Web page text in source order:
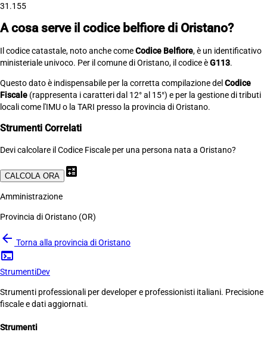
31.155
A cosa serve il codice belfiore di Oristano?
Il codice catastale, noto anche comeCodice Belfiore, è un identificativo
ministeriale univoco. Per il comune di Oristano, il codice èG113.
Questo dato è indispensabile per la corretta compilazione del Codice
Fiscale (rappresenta i caratteri dal 12° al 15°) e per la gestione di tributi
locali come l'IMU o la TARI presso la provincia di Oristano.
Strumenti Correlati
Devi calcolare il Codice Fiscale per una persona nata a Oristano?
CALCOLA ORA calculate
Amministrazione
Provincia di Oristano (OR)
arrow_back Torna alla provincia di Oristano
terminal
StrumentiDev
Strumenti professionali per developer e professionisti italiani. Precisione
fiscale e dati aggiornati.
Strumenti